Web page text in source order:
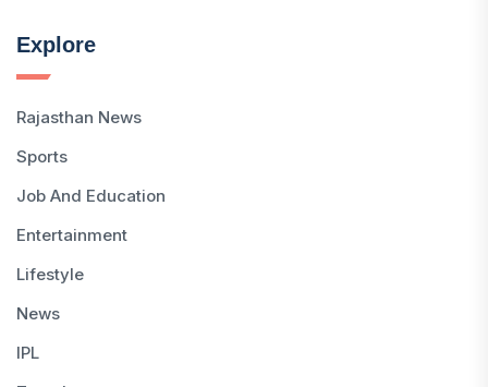
Explore
Rajasthan News
Sports
Job And Education
Entertainment
Lifestyle
News
IPL